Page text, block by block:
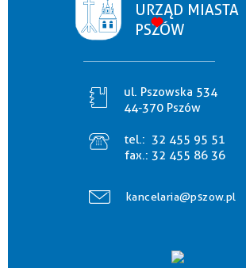
URZĄD MIASTA
PSZÓW
ul. Pszowska 534
44-370 Pszów
tel.: 32 455 95 51
fax.: 32 455 86 36
kancelaria@pszow.pl